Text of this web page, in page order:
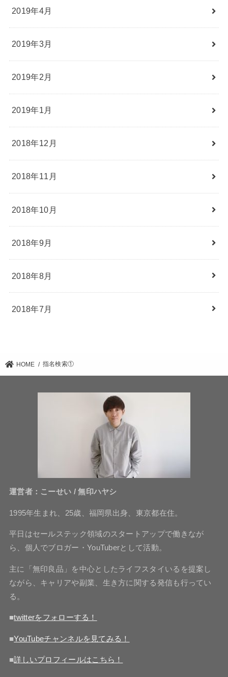
2019年4月
2019年3月
2019年2月
2019年1月
2018年12月
2018年11月
2018年10月
2018年9月
2018年8月
2018年7月
HOME 指名検索①
運営者：こーせい / 無印ハヤシ
1995年生まれ、25歳、福岡県出身、東京都在住。
平日はセールステック領域のスタートアップで働きなが
ら、個人でブロガー・YouTuberとして活動。
主に「無印良品」を中心としたライフスタイいるを提案し
ながら、キャリアや副業、生き方に関する発信も行ってい
る。
■twitterをフォローする！
■YouTubeチャンネルを見てみる！
■詳しいプロフィールはこちら！